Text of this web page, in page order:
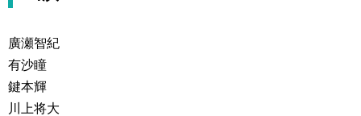
廣瀬智紀
有沙瞳
鍵本輝
川上将大